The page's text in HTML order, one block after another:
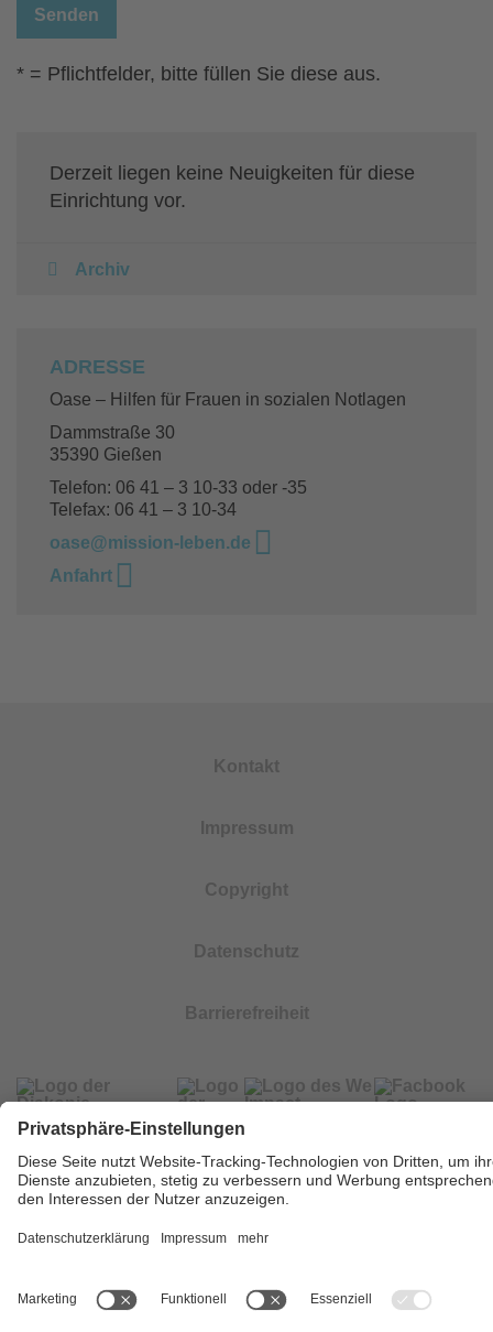
* = Pflichtfelder, bitte füllen Sie diese aus.
Derzeit liegen keine Neuigkeiten für diese
Einrichtung vor.
Archiv
ADRESSE
Oase – Hilfen für Frauen in sozialen Notlagen
Dammstraße 30
35390 Gießen
Telefon: 06 41 – 3 10-33 oder -35
Telefax: 06 41 – 3 10-34
oase@mission-leben.de
Anfahrt
Kontakt
Impressum
Copyright
Datenschutz
Barrierefreiheit